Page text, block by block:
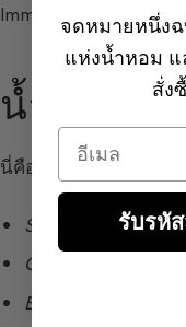
Immortelle ช่วยให้แผ
น้ำหอมที่มี
นี่คือรายการน้ำหอมที่มี
Sables
Goutal
Cuir Beluga
Eau de Cologne
จดหมายหนึ่ง
แห่งน้ำหอม แ
สั่ง
Email
รับรหั